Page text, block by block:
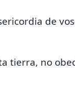
de
tierra, no